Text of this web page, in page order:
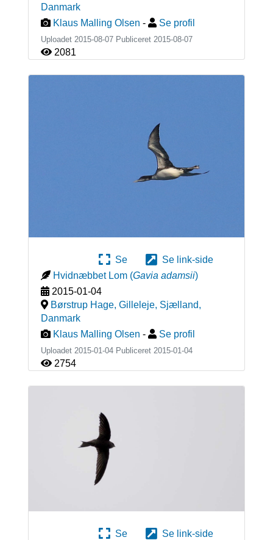
Danmark
Klaus Malling Olsen - Se profil
Uploadet 2015-08-07 Publiceret 2015-08-07
2081
Se
Se link-side
Hvidnæbbet Lom (Gavia adamsii)
2015-01-04
Børstrup Hage, Gilleleje, Sjælland,
Danmark
Klaus Malling Olsen - Se profil
Uploadet 2015-01-04 Publiceret 2015-01-04
2754
Se
Se link-side